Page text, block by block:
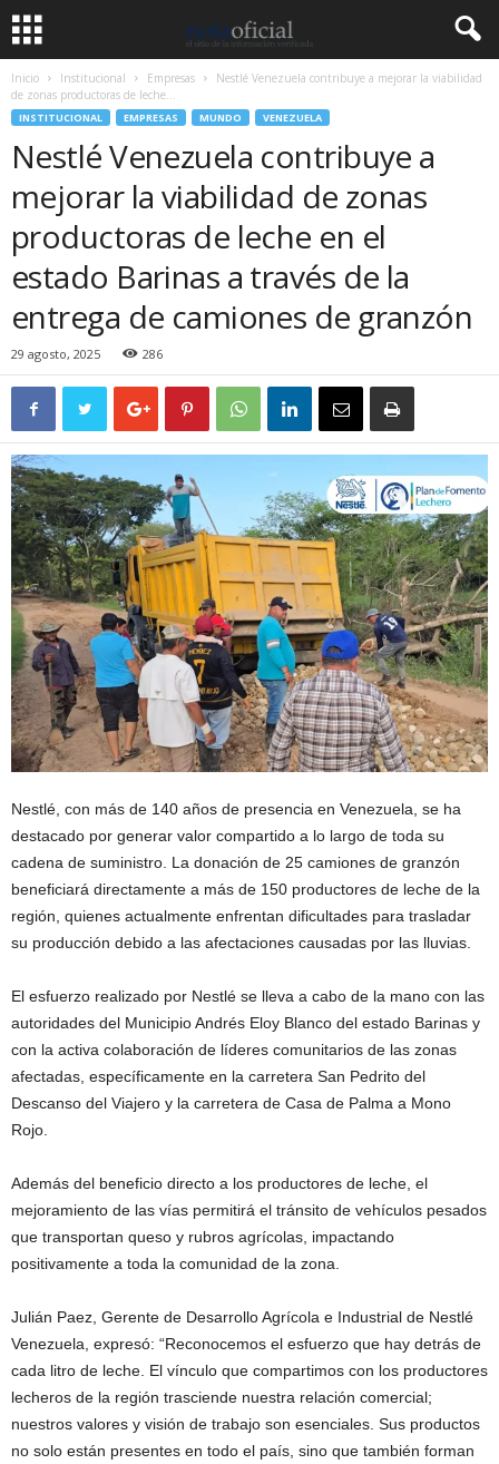
Inicio Institucional Empresas
Nestlé Venezuela contribuye a mejorar la viabilidad
de zonas productoras de leche...
INSTITUCIONAL EMPRESAS MUNDO VENEZUELA
Nestlé Venezuela contribuye a
mejorar la viabilidad de zonas
productoras de leche en el
estado Barinas a través de la
entrega de camiones de granzón
29 agosto, 2025 286
Nestlé, con más de 140 años de presencia en Venezuela, se ha
destacado por generar valor compartido a lo largo de toda su
cadena de suministro. La donación de 25 camiones de granzón
beneficiará directamente a más de 150 productores de leche de la
región, quienes actualmente enfrentan dificultades para trasladar
su producción debido a las afectaciones causadas por las lluvias.
El esfuerzo realizado por Nestlé se lleva a cabo de la mano con las
autoridades del Municipio Andrés Eloy Blanco del estado Barinas y
con la activa colaboración de líderes comunitarios de las zonas
afectadas, específicamente en la carretera San Pedrito del
Descanso del Viajero y la carretera de Casa de Palma a Mono
Rojo.
Además del beneficio directo a los productores de leche, el
mejoramiento de las vías permitirá el tránsito de vehículos pesados
que transportan queso y rubros agrícolas, impactando
positivamente a toda la comunidad de la zona.
Julián Paez, Gerente de Desarrollo Agrícola e Industrial de Nestlé
Venezuela, expresó: “Reconocemos el esfuerzo que hay detrás de
cada litro de leche. El vínculo que compartimos con los productores
lecheros de la región trasciende nuestra relación comercial;
nuestros valores y visión de trabajo son esenciales. Sus productos
no solo están presentes en todo el país, sino que también forman